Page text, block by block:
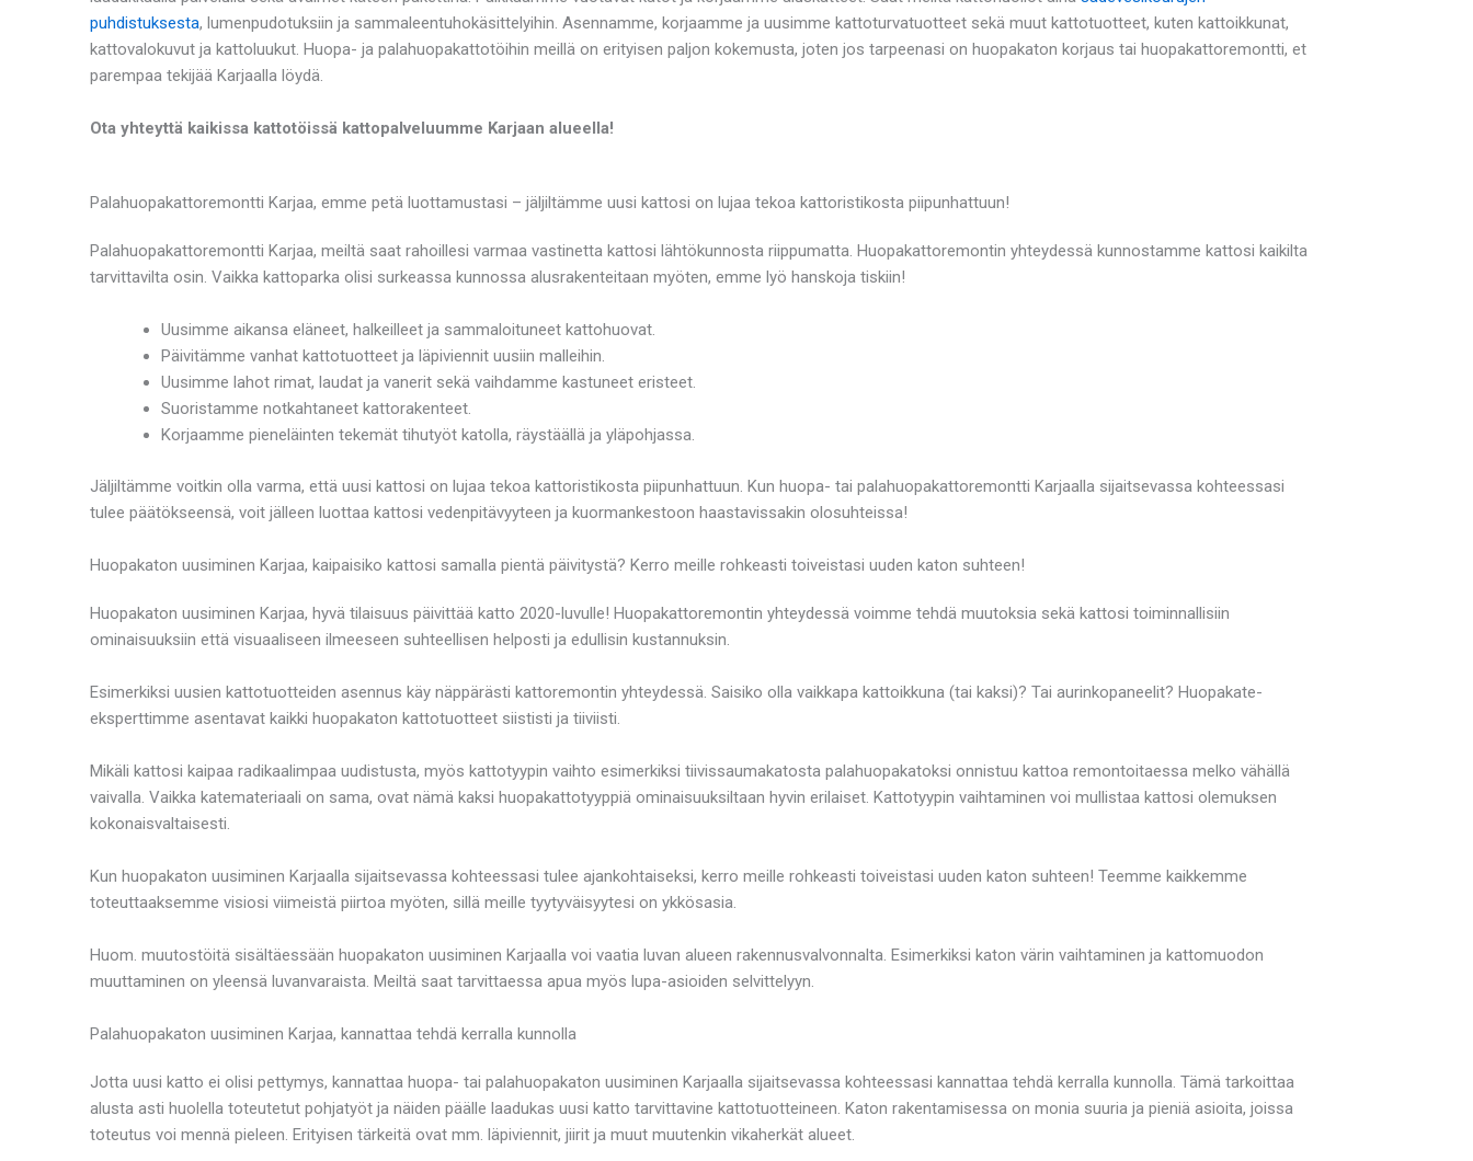
puhdistuksesta, lumenpudotuksiin ja sammaleentuhokäsittelyihin. Asennamme, korjaamme ja uusimme kattoturvatuotteet sekä muut kattotuotteet, kuten kattoikkunat,
kattovalokuvut ja kattoluukut. Huopa- ja palahuopakattotöihin meillä on erityisen paljon kokemusta, joten jos tarpeenasi on huopakaton korjaus tai huopakattoremontti, et
parempaa tekijää Karjaalla löydä.
Ota yhteyttä kaikissa kattotöissä kattopalveluumme Karjaan alueella!
Palahuopakattoremontti Karjaa, emme petä luottamustasi – jäljiltämme uusi kattosi on lujaa tekoa kattoristikosta piipunhattuun!
Palahuopakattoremontti Karjaa, meiltä saat rahoillesi varmaa vastinetta kattosi lähtökunnosta riippumatta. Huopakattoremontin yhteydessä kunnostamme kattosi kaikilta
tarvittavilta osin. Vaikka kattoparka olisi surkeassa kunnossa alusrakenteitaan myöten, emme lyö hanskoja tiskiin!
Uusimme aikansa eläneet, halkeilleet ja sammaloituneet kattohuovat.
Päivitämme vanhat kattotuotteet ja läpiviennit uusiin malleihin.
Uusimme lahot rimat, laudat ja vanerit sekä vaihdamme kastuneet eristeet.
Suoristamme notkahtaneet kattorakenteet.
Korjaamme pieneläinten tekemät tihutyöt katolla, räystäällä ja yläpohjassa.
Jäljiltämme voitkin olla varma, että uusi kattosi on lujaa tekoa kattoristikosta piipunhattuun. Kun huopa- tai palahuopakattoremontti Karjaalla sijaitsevassa kohteessasi
tulee päätökseensä, voit jälleen luottaa kattosi vedenpitävyyteen ja kuormankestoon haastavissakin olosuhteissa!
Huopakaton uusiminen Karjaa, kaipaisiko kattosi samalla pientä päivitystä? Kerro meille rohkeasti toiveistasi uuden katon suhteen!
Huopakaton uusiminen Karjaa, hyvä tilaisuus päivittää katto 2020-luvulle! Huopakattoremontin yhteydessä voimme tehdä muutoksia sekä kattosi toiminnallisiin
ominaisuuksiin että visuaaliseen ilmeeseen suhteellisen helposti ja edullisin kustannuksin.
Esimerkiksi uusien kattotuotteiden asennus käy näppärästi kattoremontin yhteydessä. Saisiko olla vaikkapa kattoikkuna (tai kaksi)? Tai aurinkopaneelit? Huopakate-
eksperttimme asentavat kaikki huopakaton kattotuotteet siististi ja tiiviisti.
Mikäli kattosi kaipaa radikaalimpaa uudistusta, myös kattotyypin vaihto esimerkiksi tiivissaumakatosta palahuopakatoksi onnistuu kattoa remontoitaessa melko vähällä
vaivalla. Vaikka katemateriaali on sama, ovat nämä kaksi huopakattotyyppiä ominaisuuksiltaan hyvin erilaiset. Kattotyypin vaihtaminen voi mullistaa kattosi olemuksen
kokonaisvaltaisesti.
Kun huopakaton uusiminen Karjaalla sijaitsevassa kohteessasi tulee ajankohtaiseksi, kerro meille rohkeasti toiveistasi uuden katon suhteen! Teemme kaikkemme
toteuttaaksemme visiosi viimeistä piirtoa myöten, sillä meille tyytyväisyytesi on ykkösasia.
Huom. muutostöitä sisältäessään huopakaton uusiminen Karjaalla voi vaatia luvan alueen rakennusvalvonnalta. Esimerkiksi katon värin vaihtaminen ja kattomuodon
muuttaminen on yleensä luvanvaraista. Meiltä saat tarvittaessa apua myös lupa-asioiden selvittelyyn.
Palahuopakaton uusiminen Karjaa, kannattaa tehdä kerralla kunnolla
Jotta uusi katto ei olisi pettymys, kannattaa huopa- tai palahuopakaton uusiminen Karjaalla sijaitsevassa kohteessasi kannattaa tehdä kerralla kunnolla. Tämä tarkoittaa
alusta asti huolella toteutetut pohjatyöt ja näiden päälle laadukas uusi katto tarvittavine kattotuotteineen. Katon rakentamisessa on monia suuria ja pieniä asioita, joissa
toteutus voi mennä pieleen. Erityisen tärkeitä ovat mm. läpiviennit, jiirit ja muut muutenkin vikaherkät alueet.